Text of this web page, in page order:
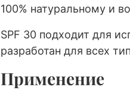
100% натуральному и
SPF 30 подходит для
разработан для всех
Применение